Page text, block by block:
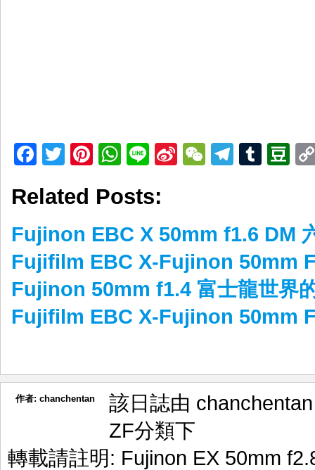
Facebook
TwitterPinterest
WhatsApp
LineSinaWeChat
Related Posts:
Fujinon EBC X 50mm f1.6 DM
Fujifilm EBC X-Fujinon 50mm
Fujinon 50mm f1.4 富士龍世界
Fujifilm EBC X-Fujinon 50mm
作者: chanchentan
該日誌由
ZF分類下
轉載請註明: Fujinon EX 50mm